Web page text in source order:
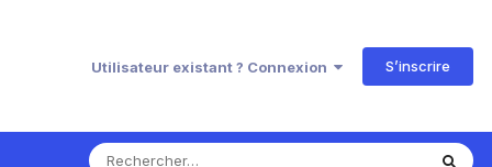
Utilisateur existant ? Connexion S’inscrire